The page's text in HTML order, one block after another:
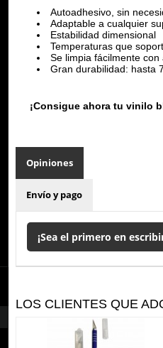
Autoadhesivo, sin
Adaptable a cualquier
Estabilidad dimensional
Temperaturas que
Se limpia fácilmente con
Gran durabilidad: hasta
¡Consigue ahora tu vinilo
Opiniones
Envío y pago
¡Sea el primero en
LOS CLIENTES QUE